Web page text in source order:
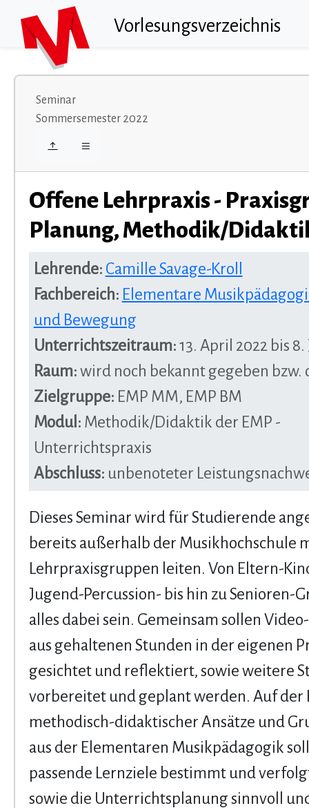
Vorlesungsverzeichnis
Seminar
Sommersemester 2022
Offene Lehrpraxis -
Planung, Methodik/
Lehrende: Camille Savage-Kroll
Fachbereich: Elementare
und Bewegung
Unterrichtszeitraum: 13. April 2022 bis 8.
Raum: wird noch bekannt gegeben bzw.
Zielgruppe: EMP MM, EMP BM
Modul: Methodik/Didaktik der EMP -
Unterrichtspraxis
Abschluss: unbenoteter
Dieses Seminar wird für Studierende
bereits außerhalb der Musikhochschule
Lehrpraxisgruppen leiten. Von Eltern-
Jugend-Percussion- bis hin zu Senioren-
alles dabei sein. Gemeinsam sollen
aus gehaltenen Stunden in der eigenen
gesichtet und reflektiert, sowie weitere
vorbereitet und geplant werden. Auf der
methodisch-didaktischer Ansätze und
aus der Elementaren Musikpädagogik
passende Lernziele bestimmt und
sowie die Unterrichtsplanung sinnvoll